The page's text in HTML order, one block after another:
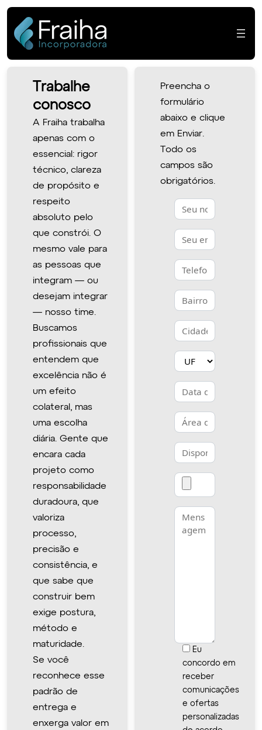
Pular
conteúdo
Trabalhe conosco
Trabalhe
conosco
A Fraiha trabalha
apenas com o
essencial: rigor
técnico, clareza
de propósito e
respeito
absoluto pelo
que constrói. O
mesmo vale para
as pessoas que
integram — ou
desejam integrar
— nosso time.
Buscamos
profissionais que
entendem que
excelência não é
um efeito
colateral, mas
uma escolha
diária. Gente que
encara cada
projeto como
responsabilidade
duradoura, que
valoriza
processo,
precisão e
consistência, e
que sabe que
construir bem
exige postura,
método e
maturidade.
Se você
reconhece esse
padrão de
entrega e
enxerga valor em
Preencha o
formulário
abaixo e clique
em Enviar.
Todo os
campos são
obrigatórios.
País de origem
Inform country code
Seu nome
Seu bairro
Eu
concordo em
receber
comunicações
e ofertas
personalizadas